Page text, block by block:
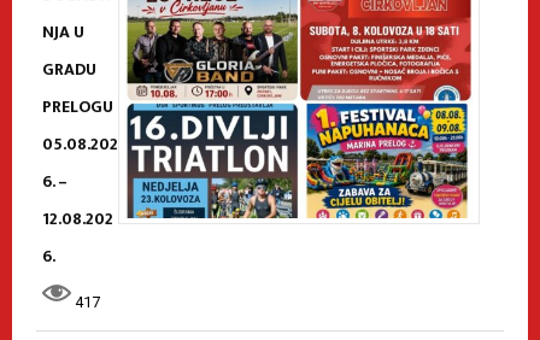
NJA U
GRADU
PRELOGU
05.08.202
6. –
12.08.202
6.
417